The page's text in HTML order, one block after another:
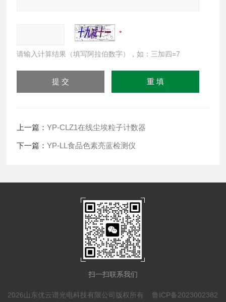
请输入计算结果（填写阿拉伯数字），如：三加四=7
上一篇：YP-CLZ1在线尘埃粒子计数器
下一篇：YP-LL食品色素亮蓝检测仪
扫一扫联系我们
2026山东优云谱光电科技有限公司版权所有 鲁ICP备2023002382